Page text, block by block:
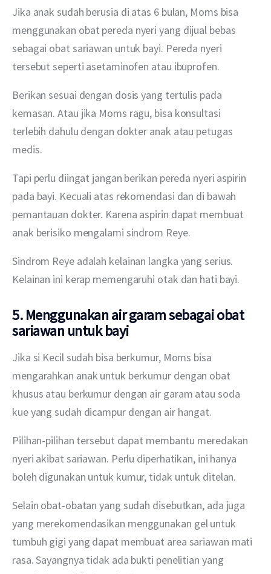
Jika anak sudah berusia di atas 6 bulan, Moms bisa
menggunakan obat pereda nyeri yang dijual bebas
sebagai obat sariawan untuk bayi. Pereda nyeri
tersebut seperti asetaminofen atau ibuprofen.
Berikan sesuai dengan dosis yang tertulis pada
kemasan. Atau jika Moms ragu, bisa konsultasi
terlebih dahulu dengan dokter anak atau petugas
medis.
Tapi perlu diingat jangan berikan pereda nyeri aspirin
pada bayi. Kecuali atas rekomendasi dan di bawah
pemantauan dokter. Karena aspirin dapat membuat
anak berisiko mengalami sindrom Reye.
Sindrom Reye adalah kelainan langka yang serius.
Kelainan ini kerap memengaruhi otak dan hati bayi.
5. Menggunakan air garam sebagai obat
sariawan untuk bayi
Jika si Kecil sudah bisa berkumur, Moms bisa
mengarahkan anak untuk berkumur dengan obat
khusus atau berkumur dengan air garam atau soda
kue yang sudah dicampur dengan air hangat.
Pilihan-pilihan tersebut dapat membantu meredakan
nyeri akibat sariawan. Perlu diperhatikan, ini hanya
boleh digunakan untuk kumur, tidak untuk ditelan.
Selain obat-obatan yang sudah disebutkan, ada juga
yang merekomendasikan menggunakan gel untuk
tumbuh gigi yang dapat membuat area sariawan mati
rasa. Sayangnya tidak ada bukti penelitian yang